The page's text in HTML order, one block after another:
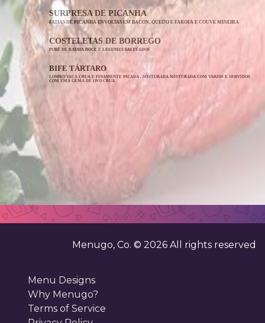
SURPRESA DE PICANHA
FATIAS DE PICANHA ENVOLTAS EM BACON, QUEIJO E FAROFA E COUVE MINEIRA
COSTELETAS DE BORREGO
PURÊ DE BATATA DOCE E LEGUMES SALTEADOS
BIFE TÁRTARO
LOMBO VACA CRUA E FINAMENTE PICADA , MISTURADA MISTURADA COM VARIOS E SERVIDOS
COM UMA GEMA DE OVO CRUA
Menugo, Co. © 2026 All rights reserved
Menu Designs
Why Menugo?
Terms of Service